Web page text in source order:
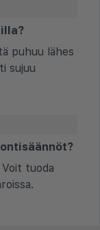
puhuu lähes
sujuu
Voit tuoda